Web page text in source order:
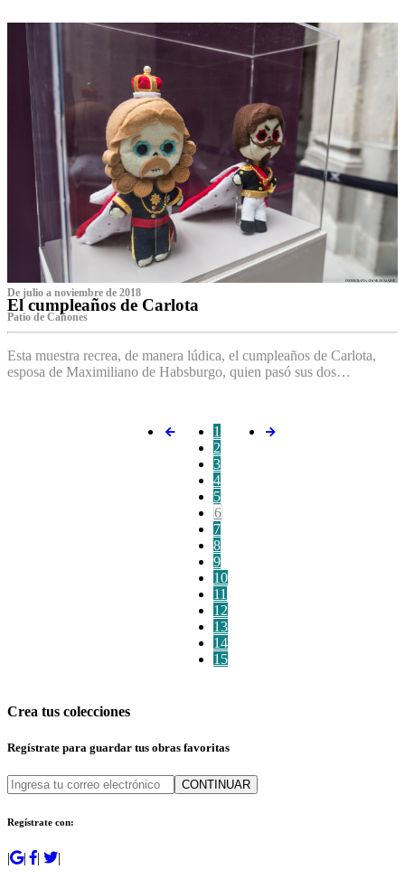
De julio a noviembre de 2018
El cumpleaños de Carlota
Patio de Cañones
Esta muestra recrea, de manera lúdica, el cumpleaños de Carlota,
esposa de Maximiliano de Habsburgo, quien pasó sus dos…
1
2
3
4
5
6
7
8
9
10
11
12
13
14
15
Crea tus colecciones
Regístrate para guardar tus obras favoritas
CONTINUAR
Regístrate con:
| | | |